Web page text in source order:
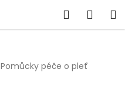
Hledat
Pomůcky péče o pleť